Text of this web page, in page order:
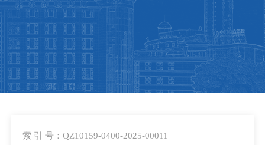
索 引 号：QZ10159-0400-2025-00011